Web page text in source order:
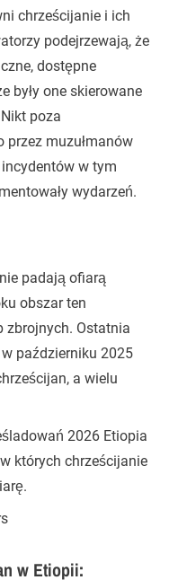
chrześcijanie i ich
podejrzewają, że
dostępne
były one skierowane
poza
muzułmanów
incydentów w tym
wydarzeń.
padają ofiarą
obszar ten
zbrojnych. Ostatnia
październiku 2025
a wielu
2026 Etiopia
których chrześcijanie
w Etiopii: